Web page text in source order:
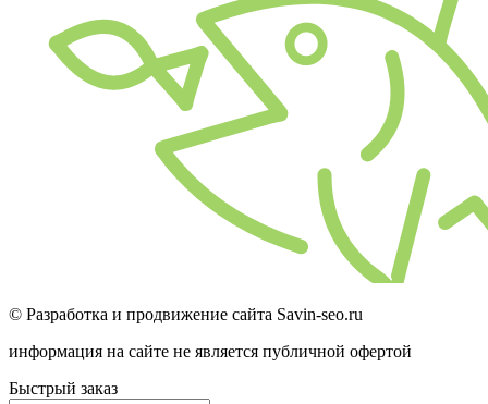
© Разработка и продвижение сайта Savin-seo.ru
информация на сайте не является публичной офертой
Быстрый заказ